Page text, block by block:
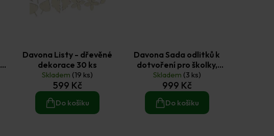
Davona Listy - dřevěné
dekorace 30 ks
Skladem (19 ks)
599 Kč
Do košíku
Davona Sada odlitků k
dotvoření pro školky,
školy a DDM – cca 50 ks,
mix druhů
Skladem (3 ks)
999 Kč
Do košíku